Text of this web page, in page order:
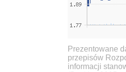
Prezentowane
przepisów
informacji